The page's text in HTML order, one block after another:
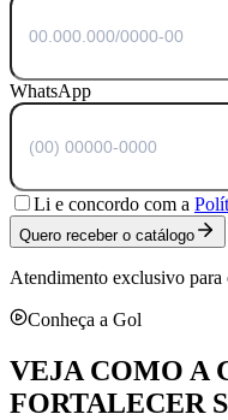
WhatsApp
Li e concordo com a
Quero receber o catálogo
Atendimento exclusivo para
Conheça a Gol
VEJA COMO A
FORTALECER